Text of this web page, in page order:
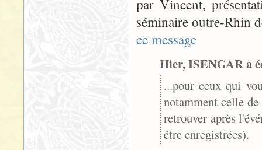
par Vincent,
séminaire outre-Rhin
ce message
Hier, ISENGAR a
...pour ceux qui
notamment celle
retrouver après
être enregistrées).